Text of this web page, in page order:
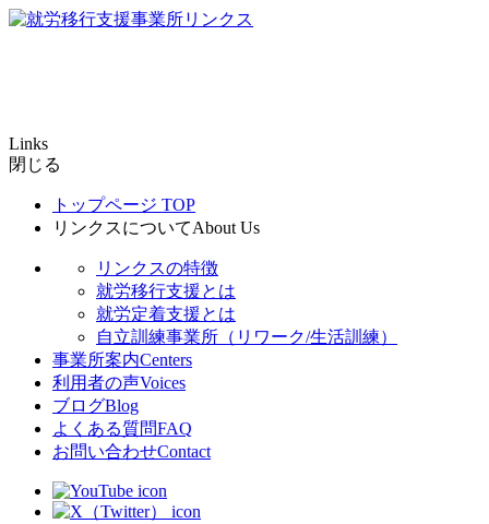
Links
閉じる
トップページ TOP
リンクスについてAbout Us
リンクスの特徴
就労移行支援とは
就労定着支援とは
自立訓練事業所（リワーク/生活訓練）
事業所案内Centers
利用者の声Voices
ブログBlog
よくある質問FAQ
お問い合わせContact